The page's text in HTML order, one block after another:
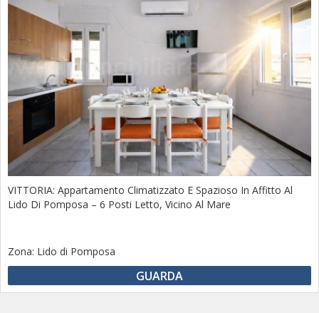
VITTORIA: Appartamento Climatizzato E Spazioso In Affitto Al
Lido Di Pomposa – 6 Posti Letto, Vicino Al Mare
Zona: Lido di Pomposa
GUARDA